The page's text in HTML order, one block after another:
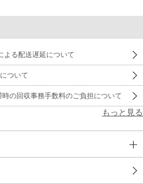
よる配送遅延について
ついて
時の回収事務手数料のご負担について
もっと見る